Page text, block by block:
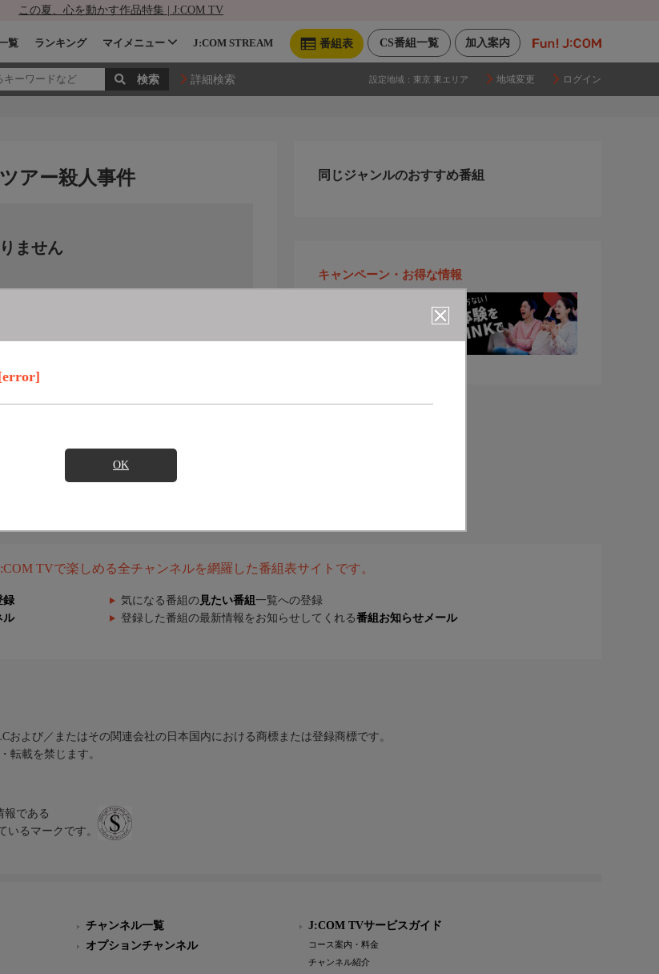
この夏、心を動かす作品特集 | J:COM TV
加入案内
CS番組一覧
番組表
覧 ランキング マイメニュー J:COM STREAM
詳細検索 設定地域： 東京 東エリア 地域変更 ログイン
OK
アー殺人事件
ません
同じジャンルのおすすめ番組
キャンペーン・お得な情報
TVで楽しめる全チャンネルを網羅した番組表サイトです。
録 気になる番組の 見たい番組 一覧への登録
ル 登録した番組の最新情報をお知らせしてくれる番組お知らせメール
よび／またはその関連会社の日本国内における商標または登録商標です。
転載を禁じます。
報である
いるマークです。
チャンネル一覧
オプションチャンネル
J:COM TVサービスガイド
コース案内・料金
チャンネル紹介